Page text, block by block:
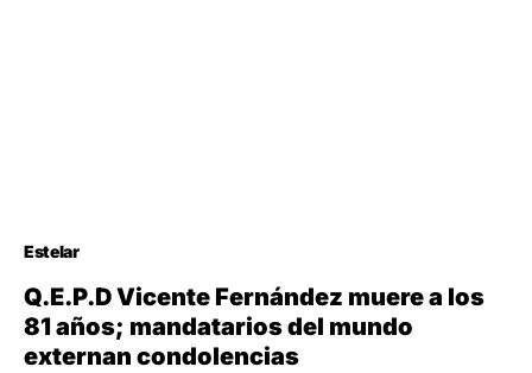
Estelar
Q.E.P.D Vicente Fernández muere a los
81 años; mandatarios del mundo
externan condolencias